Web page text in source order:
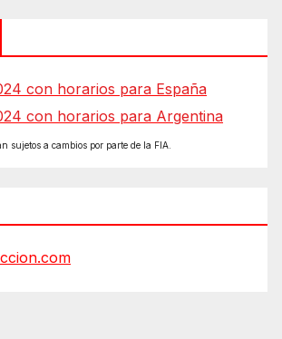
con horarios para España
con horarios para Argentina
sujetos a cambios por parte de la FIA.